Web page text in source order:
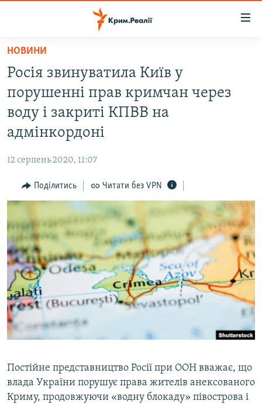
Перейти
основного
матеріалу
Перейти
до
основної
Перейти
пошуку
ВІДЕО ТА ФОТО
ПОЛІТИКА
ПОГЛЯД
ІНТЕРВ'Ю
ВСЕ ЗА ДЕНЬ
СПЕЦПРОЕКТИ
ДЕПОРТАЦІЯ
ВІДЕОУРОКИ «ELIFBE»
СВІДЧЕННЯ ОКУПАЦІЇ
УКРАЇНСЬКА ПРОБЛЕМА КРИМУ
ІНФОГРАФІКА
ЯК ОБІЙТИ БЛОКУВАННЯ
Русский
Qırımtatar
ДОЛУЧАЙСЯ!
Усі сайти RFE/RL
НОВИНИ
Росія звинуватила Київ у
порушенні прав кримчан через
воду і закриті КПВВ на
адмінкордоні
12 серпень 2020, 11:07
Поділитись Читати без VPN
Постійне представництво Росії при ООН вважає, що
влада України порушує права жителів анексованого
Криму, продовжуючи «водну блокаду» півострова і